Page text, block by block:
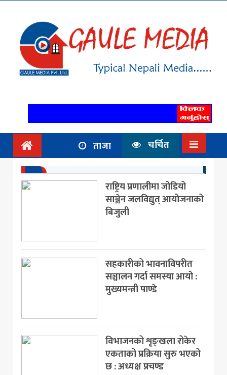
गृहपृष्ठ
समाचार
राजनिति
आर्थिक
अन्तर्वार्ता
/ विचार
प्रदेश
विश्व
मनोरञ्जन
खेलकुद
ताजा चर्चित
राष्ट्रिय प्रणालीमा जोडियो
साञ्जेन जलविद्युत् आयोजनाको
बिजुली
सहकारीको भावनाविपरीत
सञ्चालन गर्दा समस्या आयो :
मुख्यमन्त्री पाण्डे
विभाजनको शृङ्खला रोकेर
एकताको प्रक्रिया सुरु भएको
छ : अध्यक्ष प्रचण्ड